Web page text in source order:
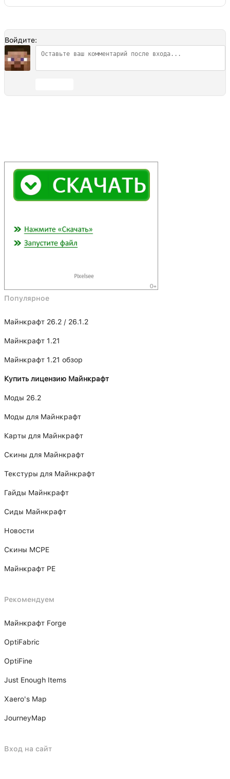
Войдите:
Популярное
Майнкрафт 26.2 / 26.1.2
Майнкрафт 1.21
Майнкрафт 1.21 обзор
Купить лицензию Майнкрафт
Моды 26.2
Моды для Майнкрафт
Карты для Майнкрафт
Скины для Майнкрафт
Текстуры для Майнкрафт
Гайды Майнкрафт
Сиды Майнкрафт
Новости
Скины MCPE
Майнкрафт PE
Рекомендуем
Майнкрафт Forge
OptiFabric
OptiFine
Just Enough Items
Xаero's Mаp
JourneyMap
Вход на сайт